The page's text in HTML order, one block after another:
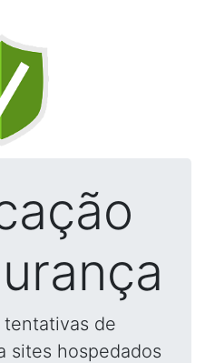
tentativas de
sites hospedados